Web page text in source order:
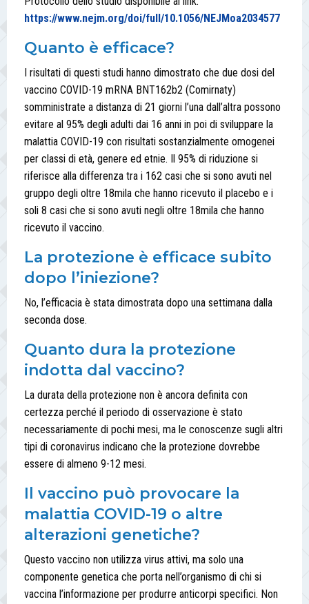
https://www.nejm.org/doi/full/10.1056/NEJMoa2034577
Quanto è efficace?
I risultati di questi studi hanno dimostrato che due dosi del
vaccino COVID-19 mRNA BNT162b2 (Comirnaty)
somministrate a distanza di 21 giorni l’una dall’altra possono
evitare al 95% degli adulti dai 16 anni in poi di sviluppare la
malattia COVID-19 con risultati sostanzialmente omogenei
per classi di età, genere ed etnie. Il 95% di riduzione si
riferisce alla differenza tra i 162 casi che si sono avuti nel
gruppo degli oltre 18mila che hanno ricevuto il placebo e i
soli 8 casi che si sono avuti negli oltre 18mila che hanno
ricevuto il vaccino.
La protezione è efficace subito
dopo l’iniezione?
No, l’efficacia è stata dimostrata dopo una settimana dalla
seconda dose.
Quanto dura la protezione
indotta dal vaccino?
La durata della protezione non è ancora definita con
certezza perché il periodo di osservazione è stato
necessariamente di pochi mesi, ma le conoscenze sugli altri
tipi di coronavirus indicano che la protezione dovrebbe
essere di almeno 9-12 mesi.
Il vaccino può provocare la
malattia COVID-19 o altre
alterazioni genetiche?
Questo vaccino non utilizza virus attivi, ma solo una
componente genetica che porta nell’organismo di chi si
vaccina l’informazione per produrre anticorpi specifici. Non